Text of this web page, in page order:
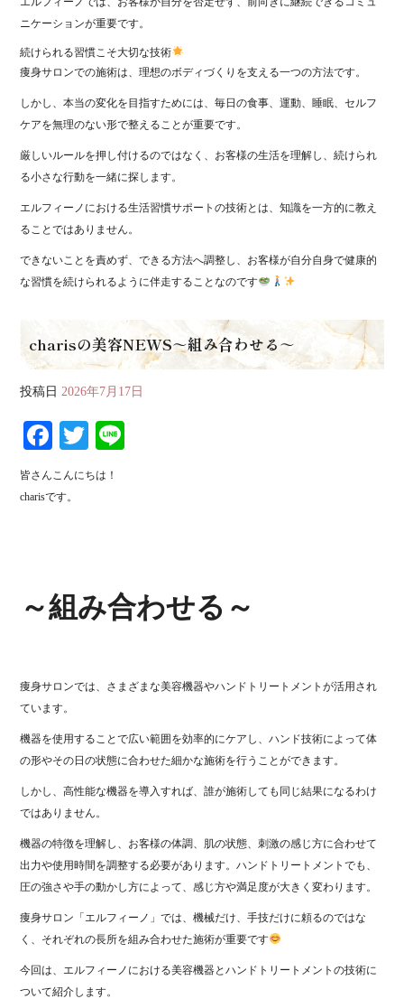
ニケーションが重要です。
続けられる習慣こそ大切な技術
痩身サロンでの施術は、理想のボディづくりを支える一つの方法です。
しかし、本当の変化を目指すためには、毎日の食事、運動、睡眠、セルフ
ケアを無理のない形で整えることが重要です。
厳しいルールを押し付けるのではなく、お客様の生活を理解し、続けられ
る小さな行動を一緒に探します。
エルフィーノにおける生活習慣サポートの技術とは、知識を一方的に教え
ることではありません。
できないことを責めず、できる方法へ調整し、お客様が自分自身で健康的
な習慣を続けられるように伴走することなのです
charisの美容NEWS～組み合わせる～
投稿日 2026年7月17日
Fa
ce
bo
T
wi
皆さんこんにちは！
charisです。
～組み合わせる～
痩身サロンでは、さまざまな美容機器やハンドトリートメントが活用され
ています。
機器を使用することで広い範囲を効率的にケアし、ハンド技術によって体
の形やその日の状態に合わせた細かな施術を行うことができます。
しかし、高性能な機器を導入すれば、誰が施術しても同じ結果になるわけ
ではありません。
機器の特徴を理解し、お客様の体調、肌の状態、刺激の感じ方に合わせて
出力や使用時間を調整する必要があります。ハンドトリートメントでも、
圧の強さや手の動かし方によって、感じ方や満足度が大きく変わります。
痩身サロン「エルフィーノ」では、機械だけ、手技だけに頼るのではな
く、それぞれの長所を組み合わせた施術が重要です
今回は、エルフィーノにおける美容機器とハンドトリートメントの技術に
ついて紹介します。